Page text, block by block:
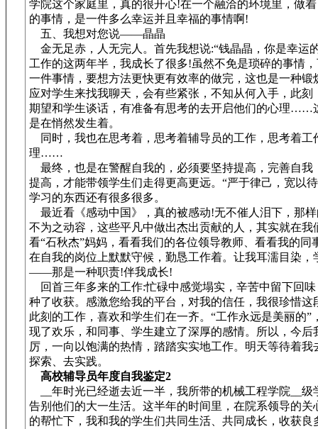
学院这个家庭里，真的很开心!在一个融洽的环境里，做
的事情，是一件多么幸运并且幸福的事情啊!
五、我想对您说——晶晶
金无足赤，人无完人。首先我想说:“钱晶晶，你是幸运
工作的这两年半，我成长了很多!虽然不免是琐碎的事情
一件事情，要想方法更快更有效率的做完，这也是一种锻
应对学生来找我聊天，会有些紧张，不知从何入手，此刻
期望和学生谈话，有准备有思考的去开启他们的心理……
是在悄然发生着。
同时，我也在思考着，思考着辅导员的工作，思考着工
理……
最终，也是在警醒自我的，必须要坚持提高，完善自我
提高，才能带领学生们走得更高更远。“严于律己，宽以
学习的东西还有很多很多。
最近看《感动中国》，真的被感动!无不催人泪下，那
不为之动容，这些平凡中做出杰出贡献的人，其实就在我
看“石秋杰”妈妈，看看我们的各位领导教师、看看我的同
在自我的岗位上默默守候，勤恳工作着。让我耳濡目染，
——那是一种职责!伴我成长!
回首三年多来的工作:忙碌中感觉塌实，辛苦中留下回
种了收获。感激您给我的平台，对我的信任，我很珍惜这
此刻的工作，喜欢和学生们在一齐。“工作永远是美丽的”
现了欢乐，和同事、学生建立了深厚的感情。所以，今后
厉，一向以饱满的热情，踏踏实实地工作。明天等待着我
探索、去实践。
高校辅导员年度自我鉴定2
__年时光已经逝去近一半，我所带的机械工程学院__级
告别他们的大一生活。这半年的时间里，在院系领导的关
的帮忙下，我和我的学生们共同生活、共同成长，收获良